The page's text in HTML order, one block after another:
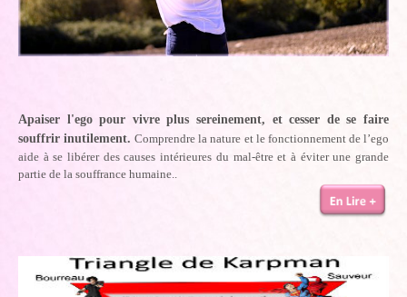
Apaiser l'ego pour vivre plus sereinement, et cesser de se faire
souffrir inutilement. Comprendre la nature et le fonctionnement de l’ego
aide à se libérer des causes intérieures du mal-être et à éviter une grande
partie de la souffrance humaine..